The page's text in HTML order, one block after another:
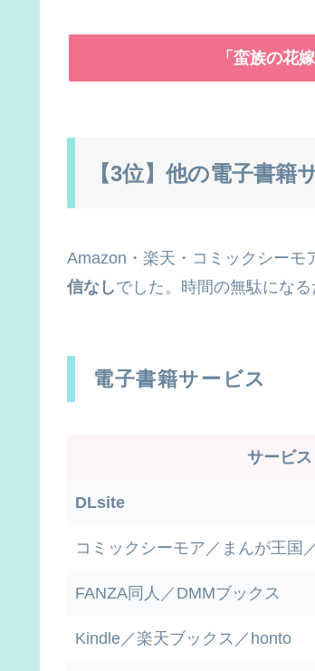
「蛮族の花
【3位】他の電子書籍
Amazon・楽天・コミックシーモ
信なしでした。時間の無駄にな
電子書籍サービス
サービス
DLsite
コミックシーモア／まんが王国
FANZA同人／DMMブックス
Kindle／楽天ブックス／honto